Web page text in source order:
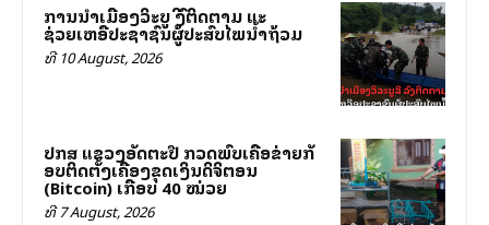
ການນຳເມືອງວິລະບູລີ ລົງຕິດຕາມ ແລະ
ຊ່ວຍເຫລືອປະຊາຊົນຜູ້ປະສົບໄພນ້ຳຖ້ວມ
ທີ 10 August, 2026
ປກສ ແຂວງອັດຕະປື ກວດພົບເຄືອຂ່າຍລັກ
ລອບຕິດຕັ້ງເຄື່ອງຂຸດເງິນດິຈິຕອນ
(Bitcoin) ເກືອບ 40 ໝ່ວຍ
ທີ 7 August, 2026